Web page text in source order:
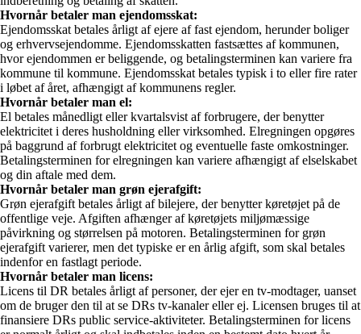
Hvornår betaler man ejendomsskat:
Ejendomsskat betales årligt af ejere af fast ejendom, herunder boliger
og erhvervsejendomme. Ejendomsskatten fastsættes af kommunen,
hvor ejendommen er beliggende, og betalingsterminen kan variere fra
kommune til kommune. Ejendomsskat betales typisk i to eller fire rater
i løbet af året, afhængigt af kommunens regler.
Hvornår betaler man el:
El betales månedligt eller kvartalsvist af forbrugere, der benytter
elektricitet i deres husholdning eller virksomhed. Elregningen opgøres
på baggrund af forbrugt elektricitet og eventuelle faste omkostninger.
Betalingsterminen for elregningen kan variere afhængigt af elselskabet
og din aftale med dem.
Hvornår betaler man grøn ejerafgift:
Grøn ejerafgift betales årligt af bilejere, der benytter køretøjet på de
offentlige veje. Afgiften afhænger af køretøjets miljømæssige
påvirkning og størrelsen på motoren. Betalingsterminen for grøn
ejerafgift varierer, men det typiske er en årlig afgift, som skal betales
indenfor en fastlagt periode.
Hvornår betaler man licens:
Licens til DR betales årligt af personer, der ejer en tv-modtager, uanset
om de bruger den til at se DRs tv-kanaler eller ej. Licensen bruges til at
finansiere DRs public service-aktiviteter. Betalingsterminen for licens